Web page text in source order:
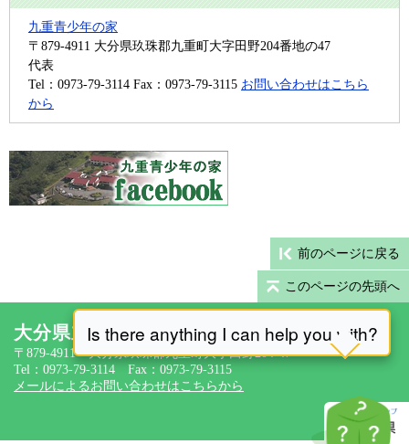
九重青少年の家
〒879-4911 大分県玖珠郡九重町大字田野204番地の47
代表
Tel：0973-79-3114 Fax：0973-79-3115 お問い合わせはこちら
から
前のページに戻る
このページの先頭へ
大分県立九重青少年の家
〒879-4911 大分県玖珠郡九重町大字田野204-47
Tel：0973-79-3114 Fax：0973-79-3115
メールによるお問い合わせはこちらから